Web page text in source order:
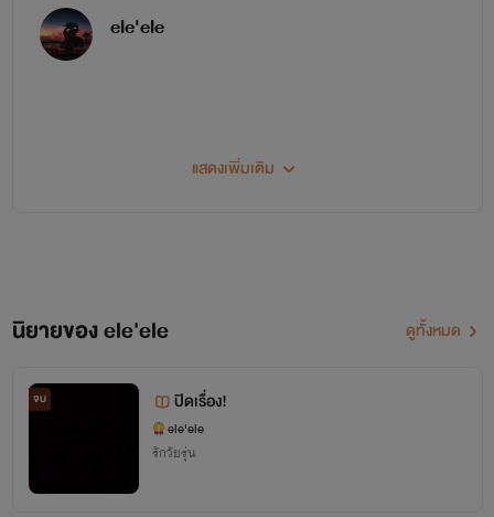
ele'ele
ทุกเหรียญ กุญแจทุกกุญแจ คอมเม้นทุกคอมเม้น ไลค์ทุกไลค์นะคะ
และที่ขาดไม่ได้ ขอบคุณทุกกำลังใจที่ส่งมาให้หลี่หยากันน๊าาาาาา
แสดงเพิ่มเติม
นิยายของ ele'ele ดูทั้งหมด
จบ ปิดเรื่อง!
ele'ele
รักวัยรุ่น